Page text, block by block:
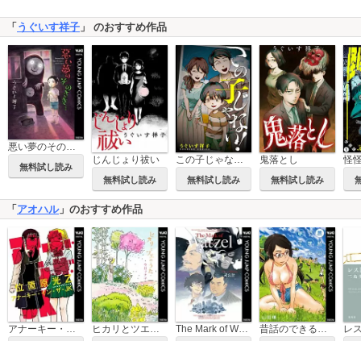
「うぐいす祥子 」 のおすすめ作品
無料試し読み
じんじょり祓い
無料試し読み
この子じゃない！
無料試し読み
鬼落とし
無料試し読み
「 アオハル」のおすすめ作品
アナーキー・イン・ザ・JK ヒカリとツエのうた The Mark of Watzel 昔話のできるまで レ